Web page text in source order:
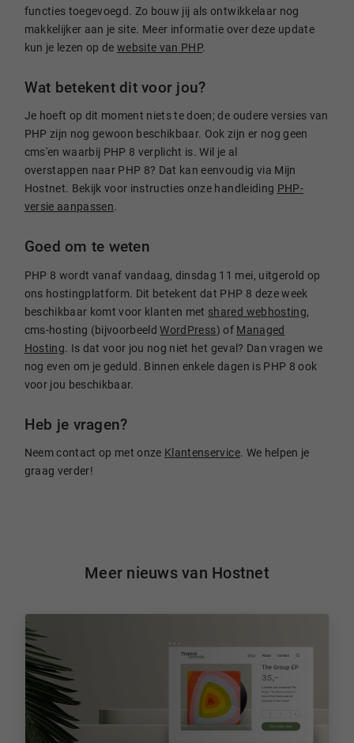
functies toegevoegd. Zo bouw jij als ontwikkelaar nog
makkelijker aan je site. Meer informatie over deze update
kun je lezen op dewebsite van PHP.
Wat betekent dit voor jou?
Je hoeft op dit moment niets te doen; de oudere versies van
PHP zijn nog gewoon beschikbaar. Ook zijn er nog geen
cms'en waarbij PHP 8 verplicht is. Wil je al
overstappen naar PHP 8? Dat kan eenvoudig via Mijn
Hostnet. Bekijk voor instructies onze handleiding PHP-
versie aanpassen.
Goed om te weten
PHP 8 wordt vanaf vandaag, dinsdag 11 mei, uitgerold op
ons hostingplatform. Dit betekent dat PHP 8 deze week
beschikbaar komt voor klanten met shared webhosting,
cms-hosting (bijvoorbeeldWordPress) of Managed
Hosting. Is dat voor jou nog niet het geval? Dan vragen we
nog even om je geduld. Binnen enkele dagen is PHP 8 ook
voor jou beschikbaar.
Heb je vragen?
Neem contact op met onze Klantenservice. We helpen je
graag verder!
Meer nieuws van Hostnet